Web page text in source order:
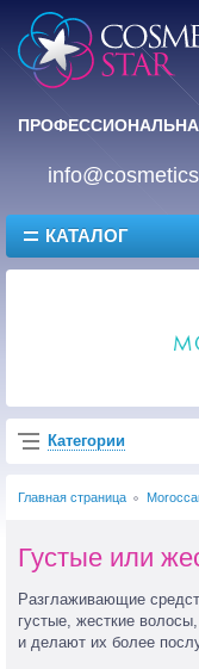
КАТАЛОГ
Категории
Главная страница
Густые или
Разглаживающие
густые, жесткие
и делают их более